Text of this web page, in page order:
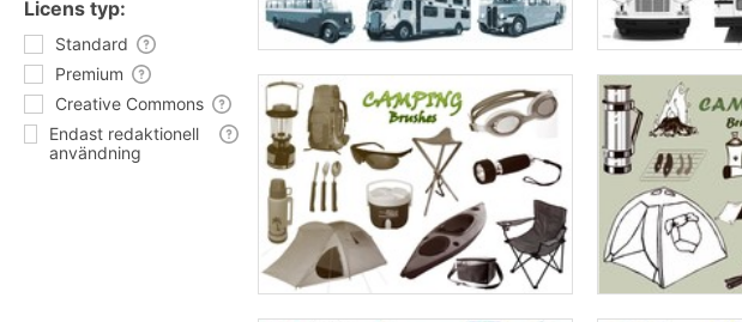
Licens typ:
Standard
Premium
Creative Commons
Endast redaktionell
användning